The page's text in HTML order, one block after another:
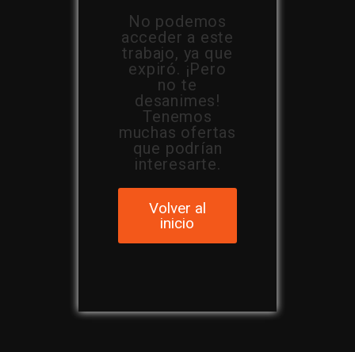
No podemos
acceder a este
trabajo, ya que
expiró. ¡Pero
no te
desanimes!
Tenemos
muchas ofertas
que podrían
interesarte.
Volver al
inicio